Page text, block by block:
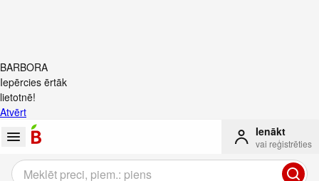
BARBORA
Iepērcies ērtāk
lietotnē!
Atvērt
Ienākt
vai reģistrēties